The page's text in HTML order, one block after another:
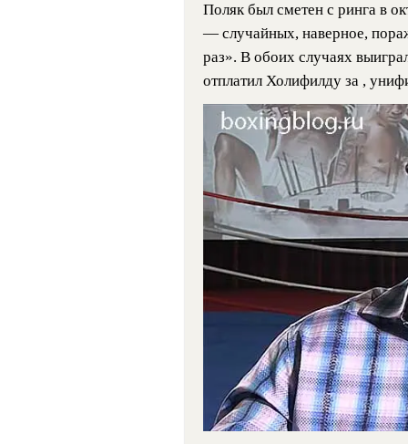
Поляк был сметен с ринга в
— случайных, наверное,
раз». В обоих случаях
отплатил Холифилду за ,